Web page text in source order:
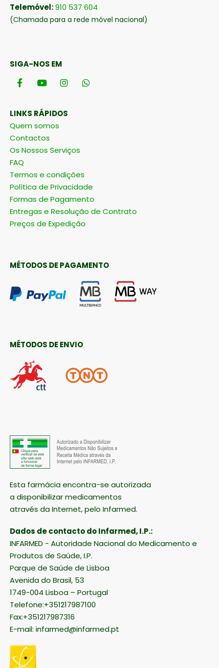
Telemóvel:910 537 604
(Chamada para a rede móvel nacional)
SIGA-NOS EM
LINKS RÁPIDOS
Quem somos
Contactos
Os Nossos Serviços
FAQ
Termos e condições
Política de Privacidade
Formas de Pagamento
Entregas e Resolução de Contrato
Preços de Expedição
MÉTODOS DE PAGAMENTO
MÉTODOS DE ENVIO
Esta farmácia encontra-se autorizada
a disponibilizar medicamentos
através da Internet, pelo Infarmed.
Dados de contacto do Infarmed, I.P.:
INFARMED - Autoridade Nacional do Medicamento e
Produtos de Saúde, I.P.
Parque de Saúde de Lisboa
Avenida do Brasil, 53
1749-004 Lisboa – Portugal
Telefone:+351217987100
Fax:+351217987316
E-mail: infarmed@infarmed.pt